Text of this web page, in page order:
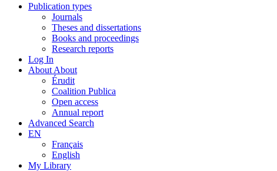
Publication types
Journals
Theses and dissertations
Books and proceedings
Research reports
Log In
About About
Érudit
Coalition Publica
Open access
Annual report
Advanced Search
EN
Français
English
My Library